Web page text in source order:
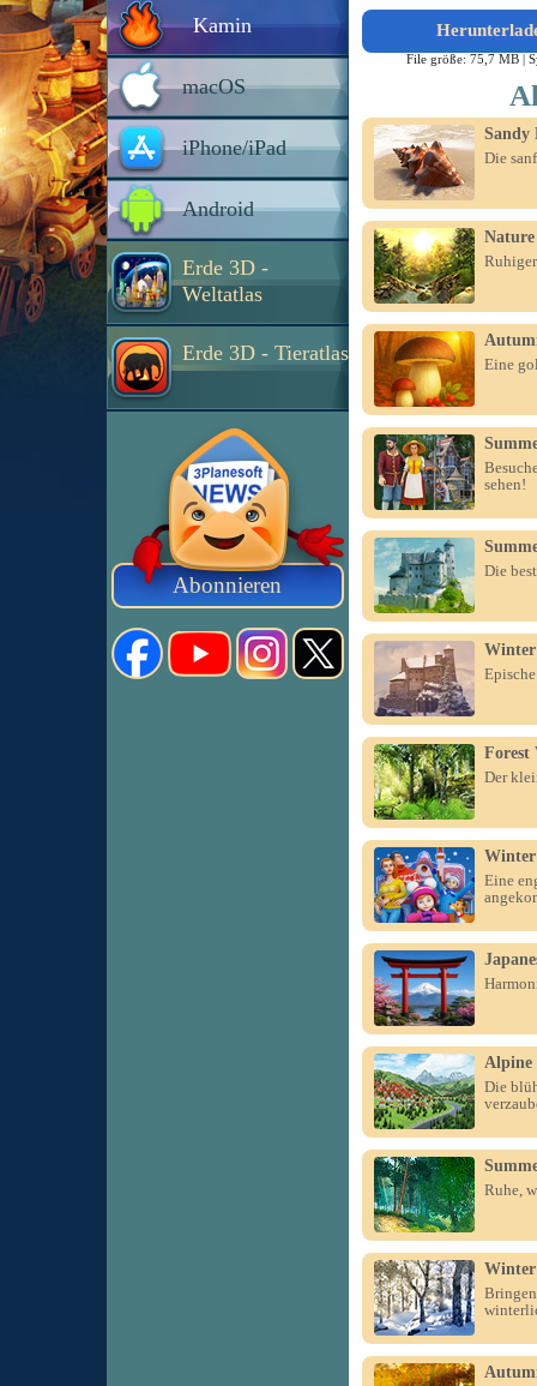
Kamin
macOS
iPhone/iPad
Android
Erde 3D -
Weltatlas
Erde 3D - Tieratlas
Abonnieren
File größe: 75,7 MB |
Sandy
Die
Nature
Eine
sehen!
Die
Forest
Der
Winter
Eine
Alpine
Die
Ruhe,